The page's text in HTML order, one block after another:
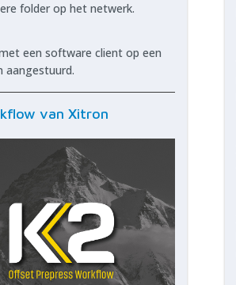
folder op het netwerk.
een software client op een
aangestuurd.
van Xitron